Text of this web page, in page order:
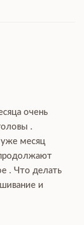
очень
.
месяц
. Что делать
и